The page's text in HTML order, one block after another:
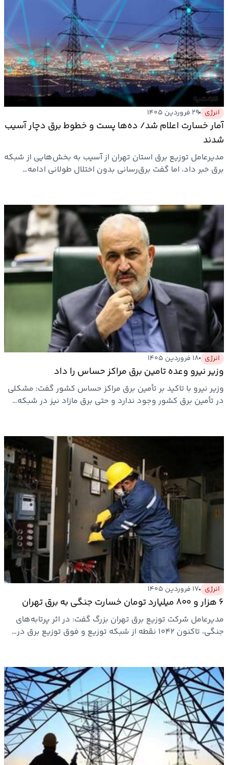
انرژی ۲۹ فروردین ۱۴۰۵
آمار خسارت اعلام شد/ ده‌ها پست و خطوط برق دچار آسیب
شدند
مدیرعامل توزیع برق استان تهران از آسیب به بخش‌هایی از شبکه
برق خبر داد، اما گفت برق‌رسانی بدون اختلال طولانی ادامه…
انرژی ۱۸ فروردین ۱۴۰۵
وزیر نیرو وعده تامین برق مراکز حساس را داد
وزیر نیرو با تاکید بر تأمین برق مراکز حساس کشور گفت: مشکلی
در تأمین برق کشور وجود ندارد و حتی برق مازاد نیز در شبکه…
انرژی ۱۷ فروردین ۱۴۰۵
۶ هزار و ۸۰۰ میلیارد تومان خسارت جنگی به برق تهران
مدیرعامل شرکت توزیع برق تهران بزرگ گفت: در اثر پرتابه‌های
جنگی، تاکنون ۱۰۴۲ نقطه از شبکه توزیع و فوق توزیع برق در…